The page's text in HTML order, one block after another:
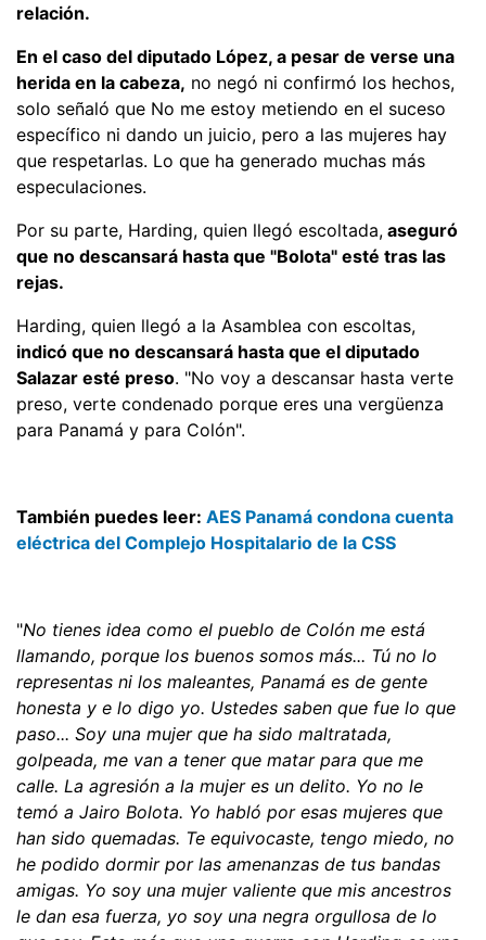
relación.
En el caso del diputado López, a pesar de verse una
herida en la cabeza, no negó ni confirmó los hechos,
solo señaló que No me estoy metiendo en el suceso
específico ni dando un juicio, pero a las mujeres hay
que respetarlas. Lo que ha generado muchas más
especulaciones.
Por su parte, Harding, quien llegó escoltada, aseguró
que no descansará hasta que "Bolota" esté tras las
rejas.
Harding, quien llegó a la Asamblea con escoltas,
indicó que no descansará hasta que el diputado
Salazar esté preso. "No voy a descansar hasta verte
preso, verte condenado porque eres una vergüenza
para Panamá y para Colón".
También puedes leer: AES Panamá condona cuenta
eléctrica del Complejo Hospitalario de la CSS
"No tienes idea como el pueblo de Colón me está
llamando, porque los buenos somos más... Tú no lo
representas ni los maleantes, Panamá es de gente
honesta y e lo digo yo. Ustedes saben que fue lo que
paso... Soy una mujer que ha sido maltratada,
golpeada, me van a tener que matar para que me
calle. La agresión a la mujer es un delito. Yo no le
temó a Jairo Bolota. Yo habló por esas mujeres que
han sido quemadas. Te equivocaste, tengo miedo, no
he podido dormir por las amenanzas de tus bandas
amigas. Yo soy una mujer valiente que mis ancestros
le dan esa fuerza, yo soy una negra orgullosa de lo